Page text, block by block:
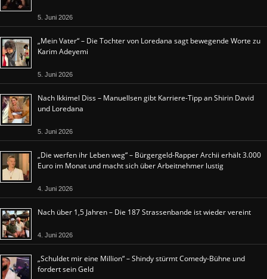
5. Juni 2026
„Mein Vater“ – Die Tochter von Loredana sagt bewegende Worte zu
Karim Adeyemi
5. Juni 2026
Nach Ikkimel Diss – Manuellsen gibt Karriere-Tipp an Shirin David
und Loredana
5. Juni 2026
„Die werfen ihr Leben weg“ – Bürgergeld-Rapper Archii erhält 3.000
Euro im Monat und macht sich über Arbeitnehmer lustig
4. Juni 2026
Nach über 1,5 Jahren – Die 187 Strassenbande ist wieder vereint
4. Juni 2026
„Schuldet mir eine Million“ – Shindy stürmt Comedy-Bühne und
fordert sein Geld